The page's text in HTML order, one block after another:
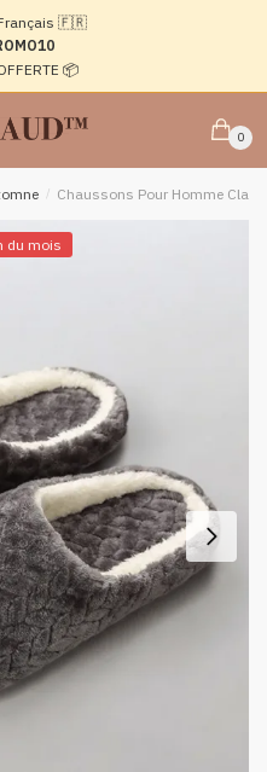
Français 🇫🇷
📦
0
/ Chaussons Pour Homme
du mois